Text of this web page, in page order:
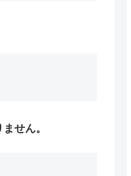
せん。